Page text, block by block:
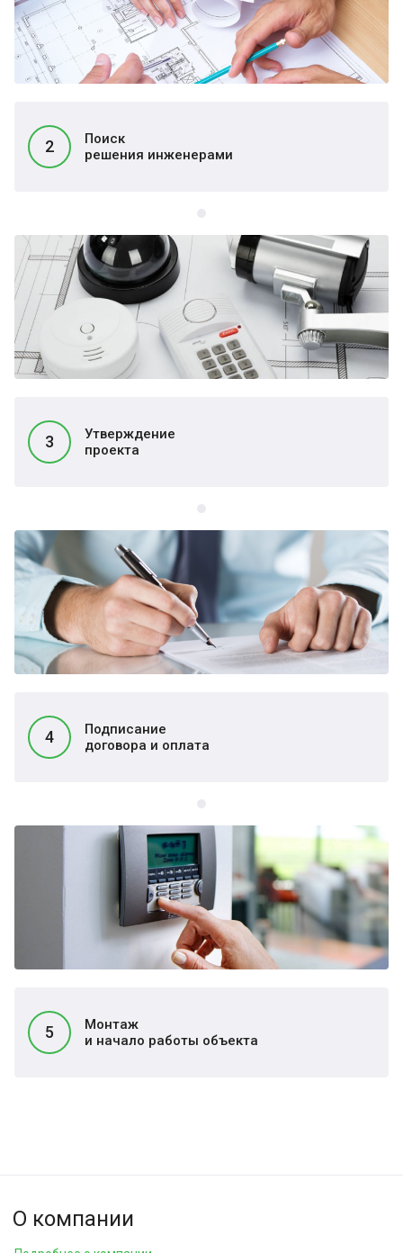
2
Поиск
решения инженерами
3
Утверждение
проекта
4
Подписание
договора и оплата
5
Монтаж
и начало работы объекта
О компании